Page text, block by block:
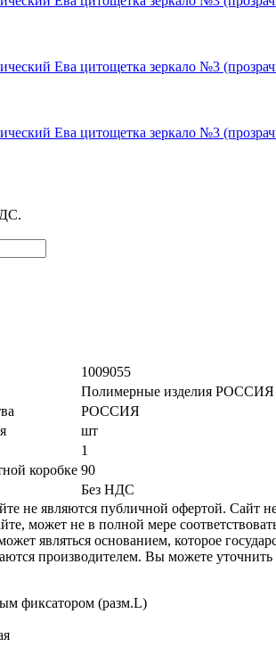
1009055
Полимерные изделия РОССИЯ
РОССИЯ
шт
1
коробке 90
Без НДС
не являются публичной офертой. Сайт
может не в полной мере
являться основанием, которое
производителем. Вы можете
фиксатором (разм.L)